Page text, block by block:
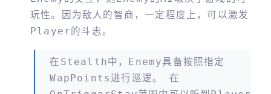
玩性。因为敌人的智商，一定程度上，可以激发
Player的斗志。
在Stealth中，Enemy具备按照指定
WapPoints进行巡逻。 在